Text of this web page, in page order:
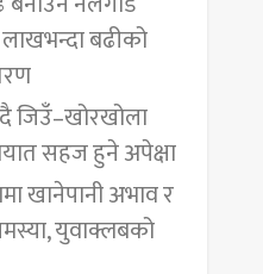
बढीको
जिउँ–खोरखोला
सहज हुने अपेक्षा
खानेपानी अभाव र
युवाक्लबको